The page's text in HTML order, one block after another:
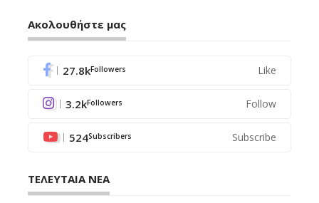
Ακολουθήστε μας
27.8kFollowers Like
3.2kFollowers Follow
524Subscribers Subscribe
ΤΕΛΕΥΤΑΙΑ ΝΕΑ